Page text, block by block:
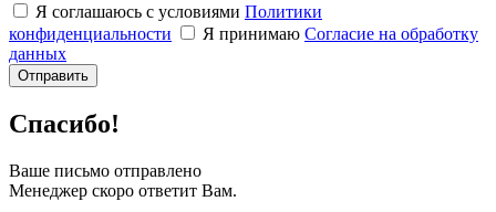
Я соглашаюсь с условиями Политики
конфиденциальности
Я принимаю Согласие на обработку
данных
Спасибо!
Ваше письмо отправлено
Менеджер скоро ответит Вам.